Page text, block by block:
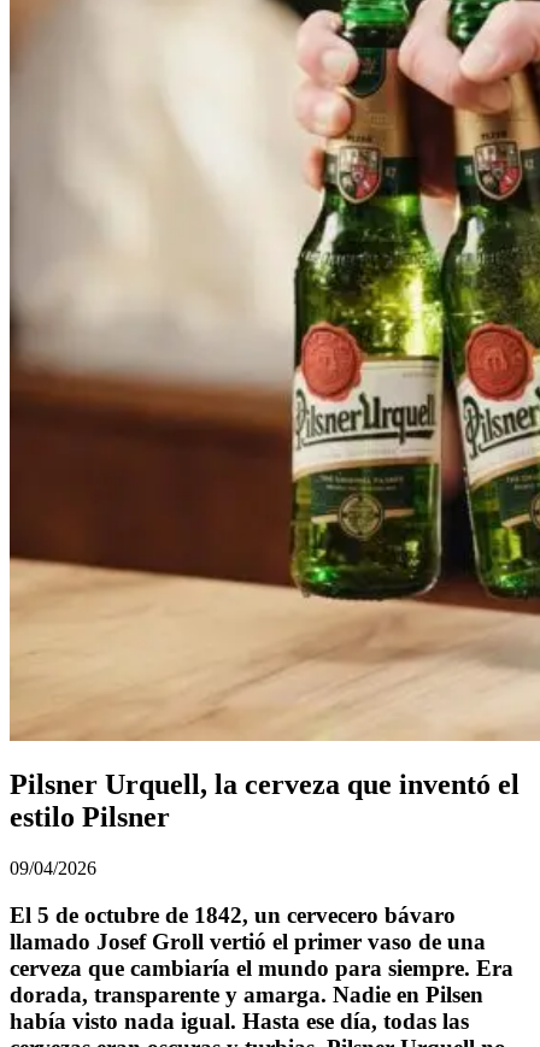
Pilsner Urquell, la cerveza que inventó el
estilo Pilsner
09/04/2026
El 5 de octubre de 1842, un cervecero bávaro
llamado Josef Groll vertió el primer vaso de una
cerveza que cambiaría el mundo para siempre. Era
dorada, transparente y amarga. Nadie en Pilsen
había visto nada igual. Hasta ese día, todas las